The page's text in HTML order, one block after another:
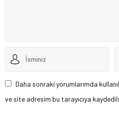
Daha sonraki yorumlarımda
ve site adresim bu tarayıcıya